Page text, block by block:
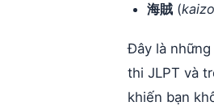
海賊 (
Đây là
thi JLPT và
khiến bạn